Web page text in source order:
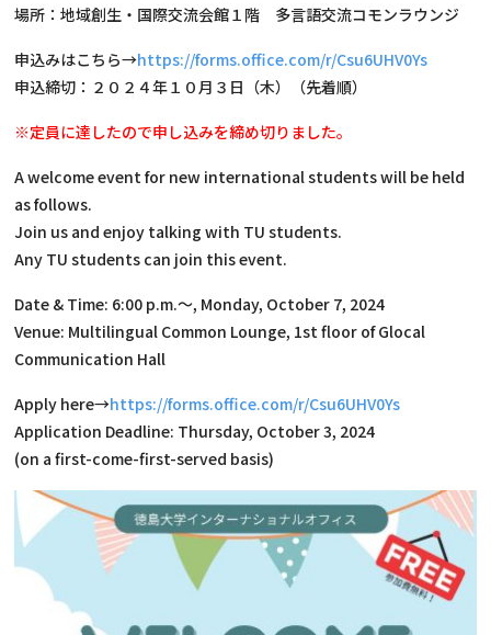
場所：地域創生・国際交流会館１階 多言語交流コモンラウンジ
申込みはこちら→https://forms.office.com/r/Csu6UHV0Ys
申込締切：２０２４年１０月３日（木）（先着順）
※定員に達したので申し込みを締め切りました。
A welcome event for new international students will be held
as follows.
Join us and enjoy talking with TU students.
Any TU students can join this event.
Date & Time: 6:00 p.m.～, Monday, October 7, 2024
Venue: Multilingual Common Lounge, 1st floor of Glocal
Communication Hall
Apply here→https://forms.office.com/r/Csu6UHV0Ys
Application Deadline: Thursday, October 3, 2024
(on a first-come-first-served basis)